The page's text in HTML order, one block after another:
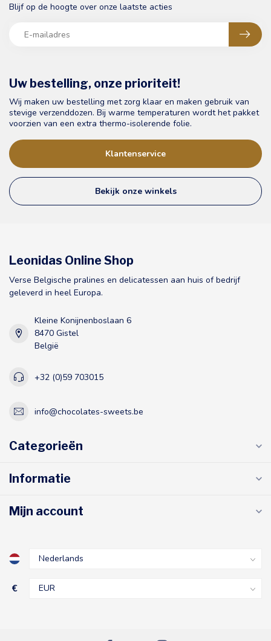
Uw bestelling, onze prioriteit!
Wij maken uw bestelling met zorg klaar en maken gebruik van
stevige verzenddozen. Bij warme temperaturen wordt het pakket
voorzien van een extra thermo-isolerende folie.
Klantenservice
Bekijk onze winkels
Blijf op de hoogte over onze laatste acties
Leonidas Online Shop
Verse Belgische pralines en delicatessen aan huis of bedrijf
geleverd in heel Europa.
Kleine Konijnenboslaan 6
8470 Gistel
België
+32 (0)59 703015
info@chocolates-sweets.be
Categorieën
Informatie
Mijn account
€